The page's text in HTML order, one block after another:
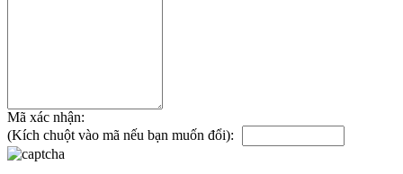
Mã xác nhận:
(Kích chuột vào mã nếu bạn muốn đổi):